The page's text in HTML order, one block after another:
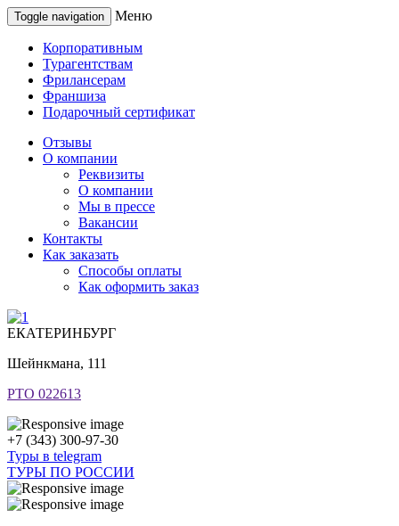
Toggle navigation Меню
Корпоративным
Турагентствам
Фрилансерам
Франшиза
Подарочный сертификат
Отзывы
О компании
Реквизиты
О компании
Мы в прессе
Вакансии
Контакты
Как заказать
Способы оплаты
Как оформить заказ
ЕКАТЕРИНБУРГ
Шейнкмана, 111
РТО 022613
+7 (343) 300-97-30
Туры в telegram
ТУРЫ ПО РОССИИ